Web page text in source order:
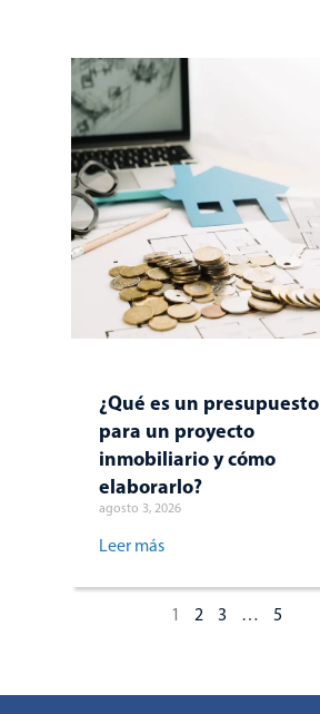
¿Qué es un presupuesto
para un proyecto
inmobiliario y cómo
elaborarlo?
agosto 3, 2026
Leer más
1 2 3 … 5